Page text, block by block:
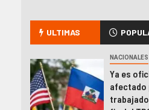
ULTIMAS
NACIONALES
Ya es
afectado